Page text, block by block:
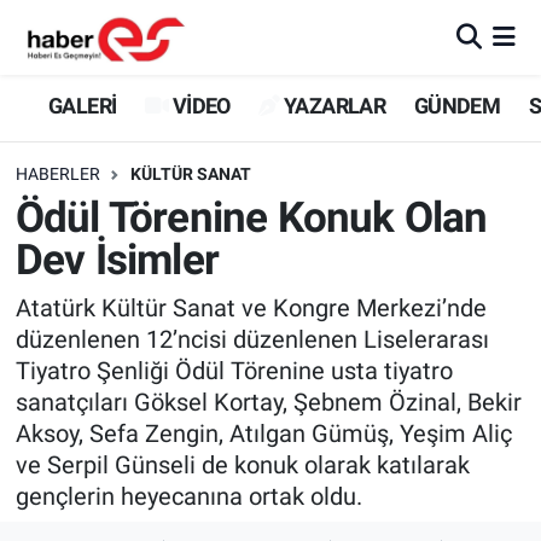
GALERİ VİDEO YAZARLAR GÜNDEM
HABERLER KÜLTÜR SANAT
Ödül Törenine Konuk Olan
Dev İsimler
Atatürk Kültür Sanat ve Kongre Merkezi’nde
düzenlenen 12’ncisi düzenlenen Liselerarası
Tiyatro Şenliği Ödül Törenine usta tiyatro
sanatçıları Göksel Kortay, Şebnem Özinal, Bekir
Aksoy, Sefa Zengin, Atılgan Gümüş, Yeşim Aliç
ve Serpil Günseli de konuk olarak katılarak
gençlerin heyecanına ortak oldu.
GALERİ
YAZARLAR
GÜNDEM
SİYASET
TEKNOLOJİ
EKONOMİ
Eskişehir Nöbetçi Eczaneler
Eskişehir Trafik Yoğunluk Haritası
Süper Lig Puan Durumu ve Fikstür
Tüm Manşetler
Son Dakika Haberleri
Haber Arşivi